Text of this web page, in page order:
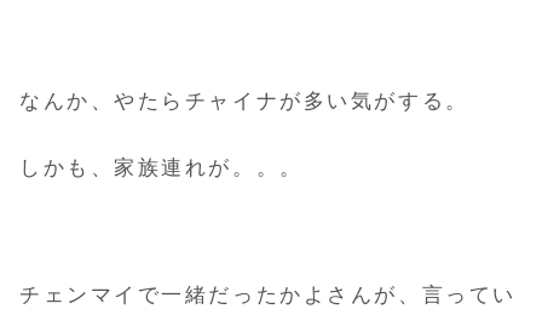
なんか、やたらチャイナが多い気がする。
しかも、家族連れが。。。
チェンマイで一緒だったかよさんが、言ってい